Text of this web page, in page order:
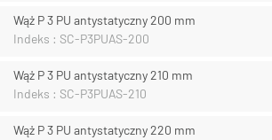
Wąż P 3 PU antystatyczny 200 mm
Indeks : SC-P3PUAS-200
Wąż P 3 PU antystatyczny 210 mm
Indeks : SC-P3PUAS-210
Wąż P 3 PU antystatyczny 220 mm